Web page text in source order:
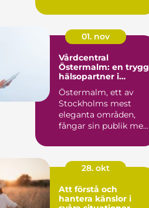
01. nov
Vårdcentral
Östermalm: en trygg
hälsopartner i
stockholm
Östermalm, ett av
Stockholms mest
eleganta områden,
fångar sin publik med
28. okt
Att förstå och
hantera känslor i